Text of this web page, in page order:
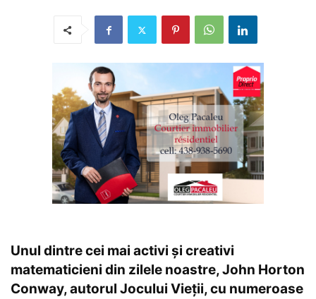
Unul dintre cei mai activi și creativi
matematicieni din zilele noastre, John Horton
Conway, autorul Jocului Vieții, cu numeroase